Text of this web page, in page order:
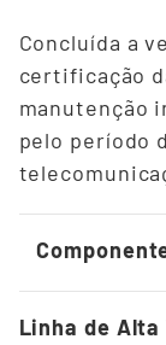
Concluída a
certificação
manutenção
pelo período
Linha de Alta